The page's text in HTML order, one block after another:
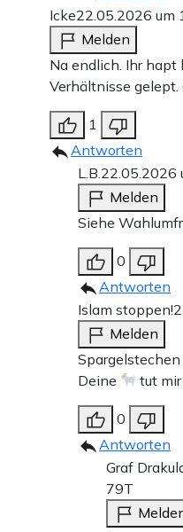
Icke22.05.2026 um
Melden
Na endlich. Ihr hapt
Verhältnisse gelept.
1
Antworten
L.B. 22.05.2026
Melden
Siehe
0
Antworten
Islam stoppen!
Melden
Deine
tut mir
0
Antworten
Graf
79T